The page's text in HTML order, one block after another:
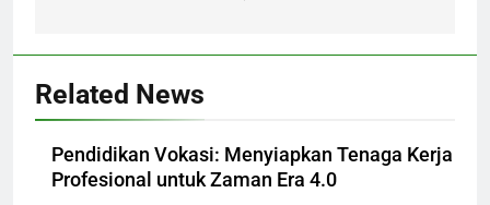
Related News
Pendidikan Vokasi: Menyiapkan Tenaga Kerja
Profesional untuk Zaman Era 4.0